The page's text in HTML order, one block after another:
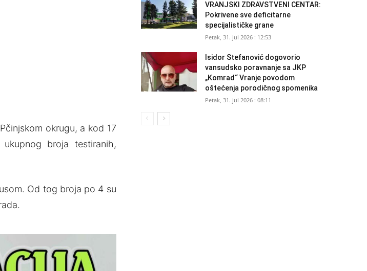
okrugu, a kod 17
broja testiranih,
Od tog broja po 4 su
VRANJSKI ZDRAVSTVENI CENTAR:
Pokrivene sve deficitarne
specijalističke grane
Petak, 31. jul 2026 : 12:53
Isidor Stefanović dogovorio
vansudsko poravnanje sa JKP
„Komrad“ Vranje povodom
oštećenja porodičnog spomenika
Petak, 31. jul 2026 : 08:11